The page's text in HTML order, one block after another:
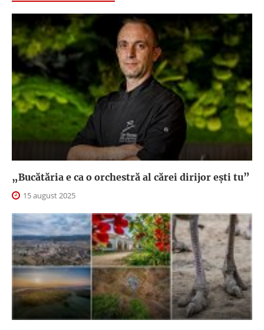
„Bucătăria e ca o orchestră al cărei dirijor ești tu”
15 august 2025